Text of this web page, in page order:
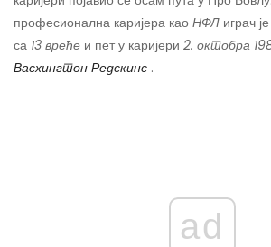
професионална каријера као НФЛ играч
са 13 вреће и пет у каријери 2. октобра
Васхингтон Редскинс .
ad